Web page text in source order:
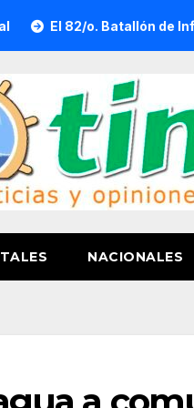
Batallón de Infantería
NACIONALES